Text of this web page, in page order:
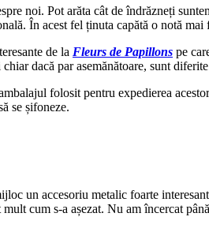
noi. Pot arăta cât de îndrăzneți
În acest fel ținuta capătă o notă
de la Fleurs de Papillons pe
dacă par asemănătoare, sunt
folosit pentru expedierea
se șifoneze.
un accesoriu metalic foarte
cum s-a așezat. Nu am încercat